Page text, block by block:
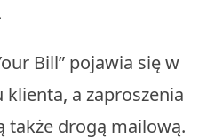
Bill” pojawia się w
a zaproszenia
także drogą mailową.